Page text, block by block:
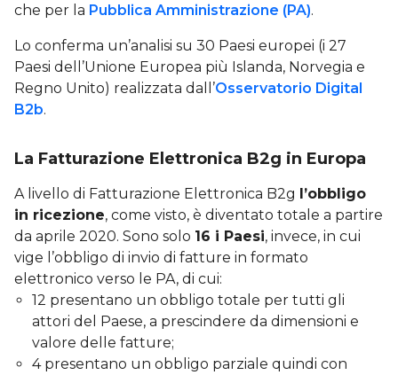
che per la Pubblica Amministrazione (PA).
Lo conferma un’analisi su 30 Paesi europei (i 27
Paesi dell’Unione Europea più Islanda, Norvegia e
Regno Unito) realizzata dall’Osservatorio Digital
B2b.
La Fatturazione Elettronica B2g in Europa
A livello di Fatturazione Elettronica B2g l’obbligo
in ricezione, come visto, è diventato totale a partire
da aprile 2020. Sono solo 16 i Paesi, invece, in cui
vige l’obbligo di invio di fatture in formato
elettronico verso le PA, di cui:
12 presentano un obbligo totale per tutti gli
attori del Paese, a prescindere da dimensioni e
valore delle fatture;
4 presentano un obbligo parziale quindi con